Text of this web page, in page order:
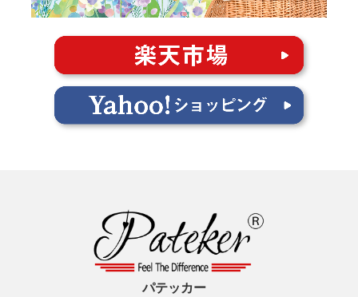
パテッカー